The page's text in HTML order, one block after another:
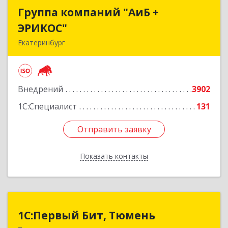
Группа компаний "АиБ +
ЭРИКОС"
Екатеринбург
Внедрений
3902
1С:Специалист
131
Отправить заявку
Показать контакты
Группа компаний "АиБ +
Подробнее
Отправить заявку
Назад
1С:Первый Бит, Тюмень
1С:Первый Бит, Тюмень